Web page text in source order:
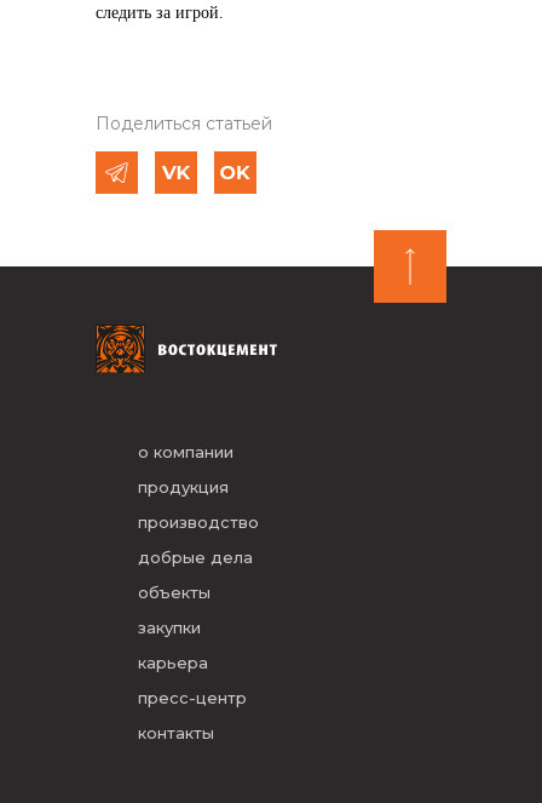
следить за игрой.
Поделиться статьей
о компании
продукция
производство
добрые дела
объекты
закупки
карьера
пресс-центр
контакты